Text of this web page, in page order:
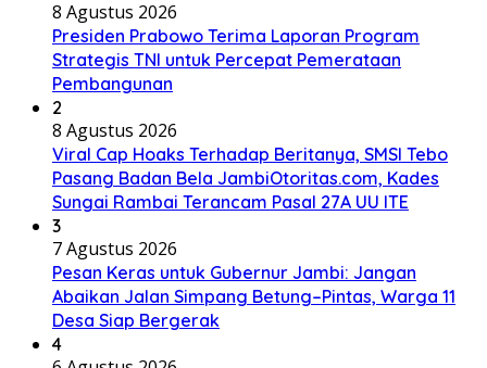
8 Agustus 2026
Presiden Prabowo Terima Laporan Program
Strategis TNI untuk Percepat Pemerataan
Pembangunan
2
8 Agustus 2026
Viral Cap Hoaks Terhadap Beritanya, SMSI Tebo
Pasang Badan Bela JambiOtoritas.com, Kades
Sungai Rambai Terancam Pasal 27A UU ITE
3
7 Agustus 2026
Pesan Keras untuk Gubernur Jambi: Jangan
Abaikan Jalan Simpang Betung–Pintas, Warga 11
Desa Siap Bergerak
4